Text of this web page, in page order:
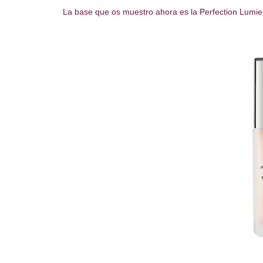
La base que os muestro ahora es la Perfection